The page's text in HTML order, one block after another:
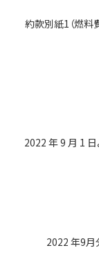
約款別紙1（燃料
2022 年 9 月 1 日
2022 年9月